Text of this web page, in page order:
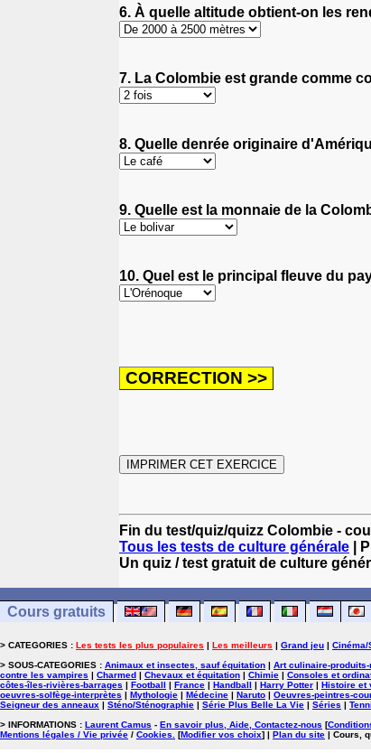
6. À quelle altitude obtient-on les
7. La Colombie est grande comme
8. Quelle denrée originaire
9. Quelle est la monnaie de la
10. Quel est le principal fleuve du
Fin du test/quiz/quizz Colombie -
Tous les tests de culture générale |
Un quiz / test gratuit de culture
Cours gratuits
> CATEGORIES : Les tests les plus populaires | Les meilleurs | Grand jeu | Cinéma/
> SOUS-CATEGORIES : Animaux et insectes, sauf équitation | Art culinaire-
contre les vampires | Charmed | Chevaux et équitation | Chimie | Consoles et
côtes-îles-rivières-barrages | Football | France | Handball | Harry Potter | Histoire et
oeuvres-solfège-interprètes | Mythologie | Médecine | Naruto | Oeuvres-peintres-
Seigneur des anneaux | Sténo/Sténographie | Série Plus Belle La Vie | Séries |
> INFORMATIONS : Laurent Camus - En savoir plus, Aide, Contactez-nous [
Mentions légales / Vie privée / Cookies [Modifier vos choix] | Plan du site | Cours,